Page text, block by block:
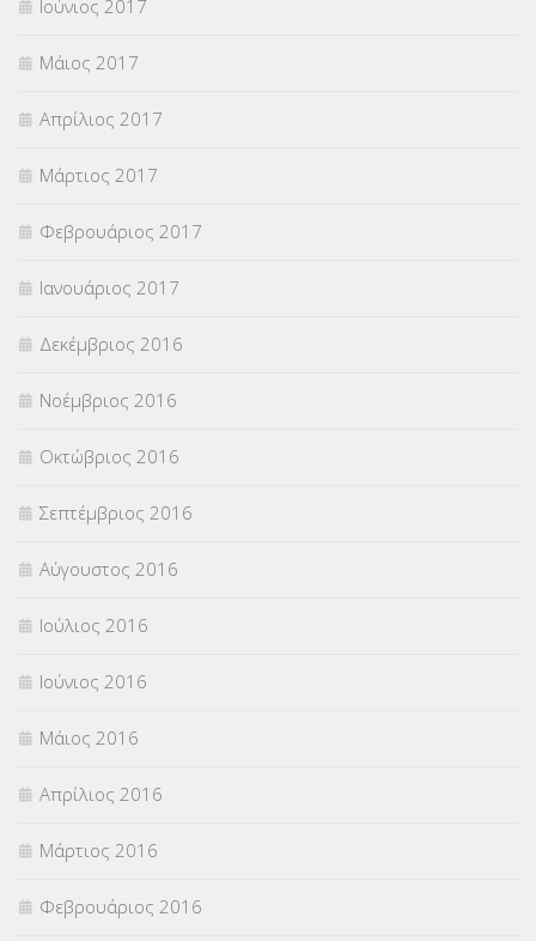
Ιούνιος 2017
Μάιος 2017
Απρίλιος 2017
Μάρτιος 2017
Φεβρουάριος 2017
Ιανουάριος 2017
Δεκέμβριος 2016
Νοέμβριος 2016
Οκτώβριος 2016
Σεπτέμβριος 2016
Αύγουστος 2016
Ιούλιος 2016
Ιούνιος 2016
Μάιος 2016
Απρίλιος 2016
Μάρτιος 2016
Φεβρουάριος 2016